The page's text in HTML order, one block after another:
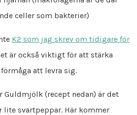
celler som bakterier)
K2 som jag skrev om tidigare för
är också viktigt för att stärka
att levra sig.
Guldmjölk (recept nedan) är det
svartpeppar. Här kommer